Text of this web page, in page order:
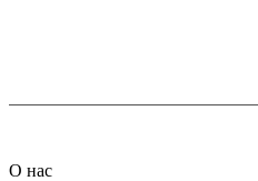
О нас